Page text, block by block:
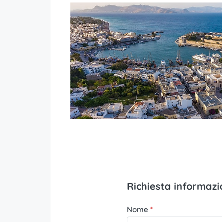
Richiesta
Nome